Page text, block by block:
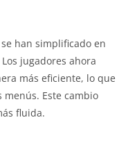
han simplificado en
jugadores ahora
más eficiente, lo que
Este cambio
fluida.